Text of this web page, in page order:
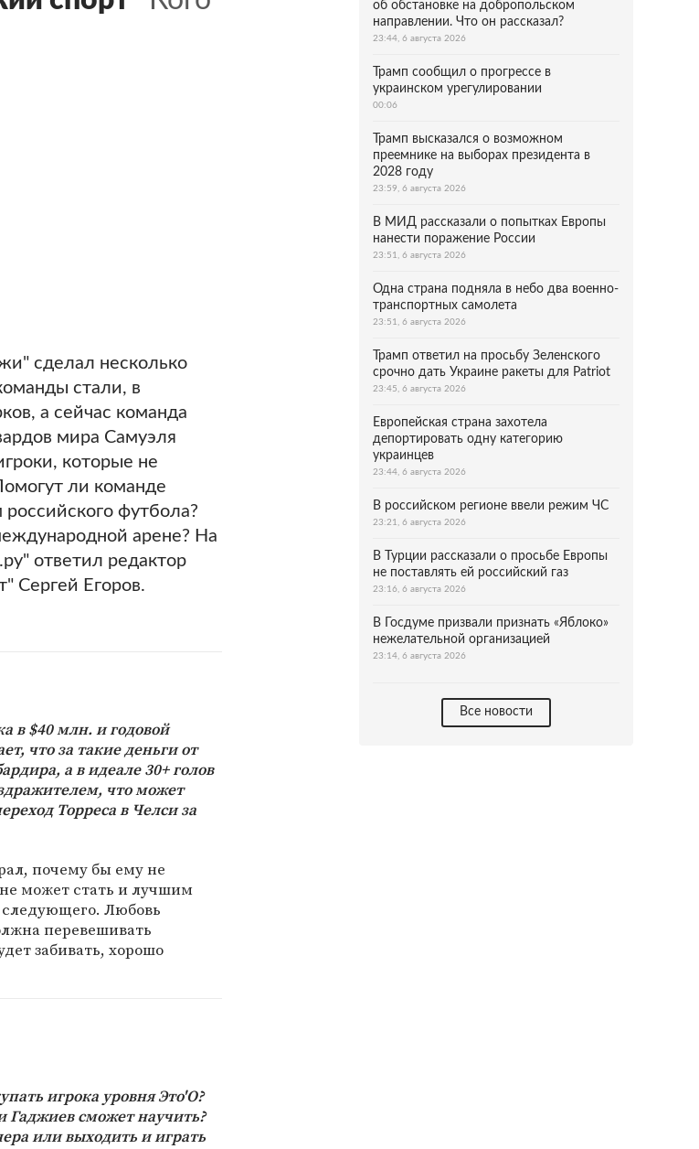
сделал несколько
стали, в
а сейчас команда
мира Самуэля
которые не
ли команде
футбола?
арене? На
ответил редактор
Сергей Егоров.
в $40 млн. и годовой
что за такие деньги от
а в идеале 30+ голов
что может
Торреса в Челси за
почему бы ему не
может стать и лучшим
следующего. Любовь
перевешивать
забивать, хорошо
игрока уровня Это'О?
Гаджиев сможет научить?
или выходить и играть
об обстановке на добропольском
направлении. Что он рассказал?
23:44, 6 августа 2026
Трамп сообщил о прогрессе в
украинском урегулировании
00:06
Трамп высказался о возможном
преемнике на выборах президента в
2028 году
23:59, 6 августа 2026
В МИД рассказали о попытках Европы
нанести поражение России
23:51, 6 августа 2026
Одна страна подняла в небо два военно-
транспортных самолета
23:51, 6 августа 2026
Трамп ответил на просьбу Зеленского
срочно дать Украине ракеты для Patriot
23:45, 6 августа 2026
Европейская страна захотела
депортировать одну категорию
украинцев
23:44, 6 августа 2026
В российском регионе ввели режим ЧС
23:21, 6 августа 2026
В Турции рассказали о просьбе Европы
не поставлять ей российский газ
23:16, 6 августа 2026
В Госдуме призвали признать «Яблоко»
нежелательной организацией
23:14, 6 августа 2026
Все новости